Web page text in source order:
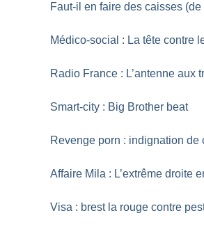
Faut-il en faire des caisses (de
Médico-social : La tête contre
Radio France : L’antenne aux
Smart-city : Big Brother beat
Revenge porn : indignation de
Affaire Mila : L’extrême droite
Visa : brest la rouge contre